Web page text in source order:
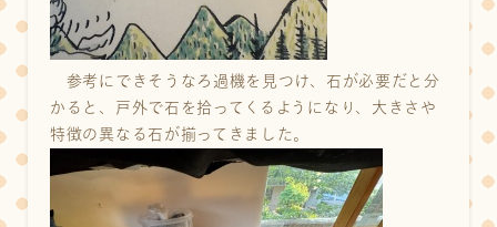
参考にできそうなろ過機を見つけ、石が必要だと分
かると、戸外で石を拾ってくるようになり、大きさや
特徴の異なる石が揃ってきました。